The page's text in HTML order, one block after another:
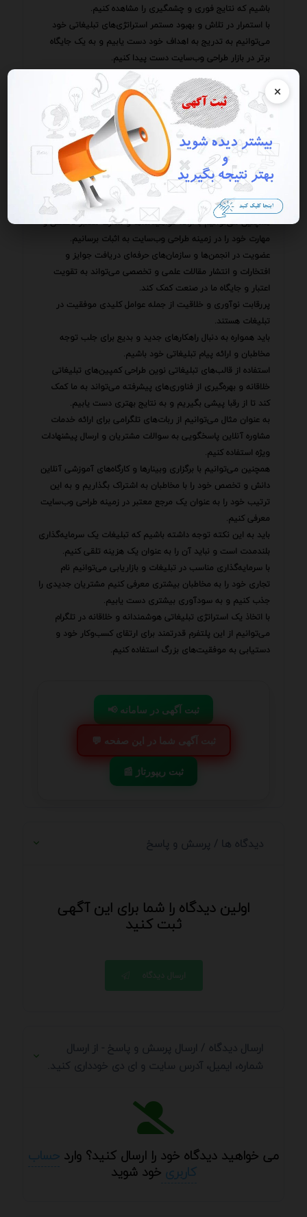
×
باشیم که نتایج فوری و چشمگیری را مشاهده کنیم.
با استمرار در تلاش و بهبود مستمر استراتژی‌های تبلیغاتی خود
می‌توانیم به تدریج به اهداف خود دست یابیم و به یک جایگاه
برتر در بازار طراحی وب‌سایت دست پیدا کنیم.
یکی از جنبه‌های مهمی که در تبلیغات برای خدمات طراحی
وب‌سایت در تلگرام باید به آن توجه کرد استفاده از نمونه‌کارها و
ارائه شواهد و مدارک معتبر است.
نمایش نمونه‌کارهای موفق و رضایت مشتریان قبلی می‌تواند به
افزایش اعتماد مخاطبان و ترغیب آنها به استفاده از خدمات ما
کمک کند.
می‌توانیم تصاویر و ویدئوهایی از وب‌سایت‌های طراحی‌شده را در
کانال تلگرام خود منتشر کنیم و نظرات و تجربیات مشتریان را به
اشتراک بگذاریم.
همچنین می‌توانیم با ارائه گواهینامه‌ها و مدارک معتبر تخصص و
مهارت خود را در زمینه طراحی وب‌سایت به اثبات برسانیم.
عضویت در انجمن‌ها و سازمان‌های حرفه‌ای دریافت جوایز و
افتخارات و انتشار مقالات علمی و تخصصی می‌تواند به تقویت
اعتبار و جایگاه ما در صنعت کمک کند.
پررقابت نوآوری و خلاقیت از جمله عوامل کلیدی موفقیت در
تبلیغات هستند.
باید همواره به دنبال راهکارهای جدید و بدیع برای جلب توجه
مخاطبان و ارائه پیام تبلیغاتی خود باشیم.
استفاده از قالب‌های تبلیغاتی نوین طراحی کمپین‌های تبلیغاتی
خلاقانه و بهره‌گیری از فناوری‌های پیشرفته می‌تواند به ما کمک
کند تا از رقبا پیشی بگیریم و به نتایج بهتری دست یابیم.
به عنوان مثال می‌توانیم از ربات‌های تلگرامی برای ارائه خدمات
مشاوره آنلاین پاسخگویی به سوالات مشتریان و ارسال پیشنهادات
ویژه استفاده کنیم.
همچنین می‌توانیم با برگزاری وبینارها و کارگاه‌های آموزشی آنلاین
دانش و تخصص خود را با مخاطبان به اشتراک بگذاریم و به این
ترتیب خود را به عنوان یک مرجع معتبر در زمینه طراحی وب‌سایت
معرفی کنیم.
باید به این نکته توجه داشته باشیم که تبلیغات یک سرمایه‌گذاری
بلندمدت است و نباید آن را به عنوان یک هزینه تلقی کنیم.
با سرمایه‌گذاری مناسب در تبلیغات و بازاریابی می‌توانیم نام
تجاری خود را به مخاطبان بیشتری معرفی کنیم مشتریان جدیدی را
جذب کنیم و به سودآوری بیشتری دست یابیم.
با اتخاذ یک استراتژی تبلیغاتی هوشمندانه و خلاقانه در تلگرام
می‌توانیم از این پلتفرم قدرتمند برای ارتقای کسب‌وکار خود و
دستیابی به موفقیت‌های بزرگ استفاده کنیم.
📢 ثبت آگهی در سامانه
💬 ثبت آگهی شما در این صفحه
📰 ثبت ریپورتاژ
دیدگاه ها / پرسش و پاسخ
اولین دیدگاه را شما برای این آگهی
ثبت کنید
ارسال دیدگاه
ارسال دیدگاه / ارسال پرسش و پاسخ - از ارسال
شماره، ایمیل، آدرس سایت و ای دی خودداری کنید.
می خواهید دیدگاه خود را ارسال کنید؟ وارد حساب
کاربریخود شوید